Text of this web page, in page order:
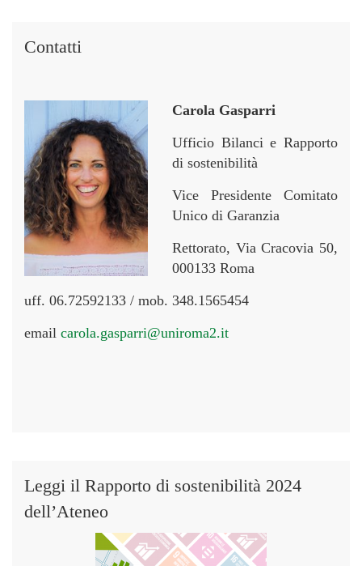
Contatti
Carola Gasparri
Ufficio Bilanci e Rapporto
di sostenibilità
Vice Presidente Comitato
Unico di Garanzia
Rettorato, Via Cracovia 50,
000133 Roma
uff. 06.72592133 / mob. 348.1565454
email carola.gasparri@uniroma2.it
Leggi il Rapporto di sostenibilità 2024
dell’Ateneo